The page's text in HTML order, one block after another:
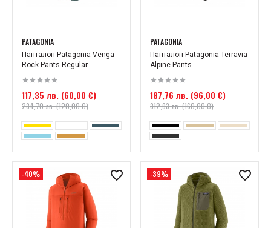
PATAGONIA
Панталон Patagonia Venga
Rock Pants Regular...
117,35 лв. (60,00 €)
234,70 лв. (120,00 €)
PATAGONIA
Панталон Patagonia Terravia
Alpine Pants -...
187,76 лв. (96,00 €)
312,93 лв. (160,00 €)
-40% -39%